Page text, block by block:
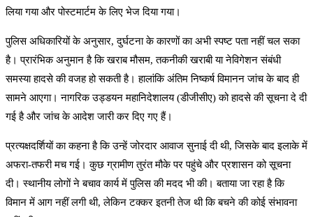
लिया गया और पोस्टमार्टम के लिए भेज दिया गया।
पुलिस अधिकारियों के अनुसार, दुर्घटना के कारणों का अभी स्पष्ट पता नहीं चल सका
है। प्रारंभिक अनुमान है कि खराब मौसम, तकनीकी खराबी या नेविगेशन संबंधी
समस्या हादसे की वजह हो सकती है। हालांकि अंतिम निष्कर्ष विमानन जांच के बाद ही
सामने आएगा। नागरिक उड्डयन महानिदेशालय (डीजीसीए) को हादसे की सूचना दे दी
गई है और जांच के आदेश जारी कर दिए गए हैं।
प्रत्यक्षदर्शियों का कहना है कि उन्हें जोरदार आवाज सुनाई दी थी, जिसके बाद इलाके में
अफरा-तफरी मच गई। कुछ ग्रामीण तुरंत मौके पर पहुंचे और प्रशासन को सूचना
दी। स्थानीय लोगों ने बचाव कार्य में पुलिस की मदद भी की। बताया जा रहा है कि
विमान में आग नहीं लगी थी, लेकिन टक्कर इतनी तेज थी कि बचने की कोई संभावना